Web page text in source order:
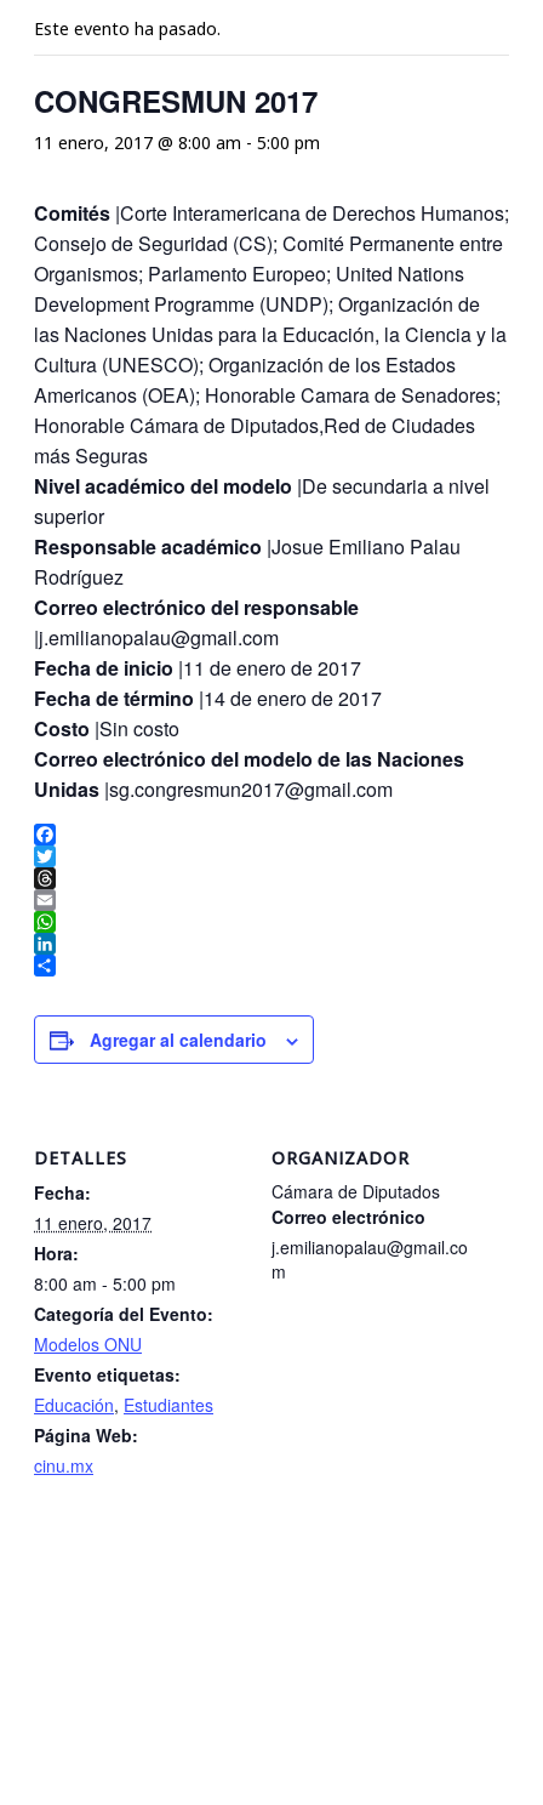
Este evento ha pasado.
CONGRESMUN 2017
11 enero, 2017 @ 8:00 am - 5:00 pm
Comités |Corte Interamericana de Derechos Humanos;
Consejo de Seguridad (CS); Comité Permanente entre
Organismos; Parlamento Europeo; United Nations
Development Programme (UNDP); Organización de
las Naciones Unidas para la Educación, la Ciencia y la
Cultura (UNESCO); Organización de los Estados
Americanos (OEA); Honorable Camara de Senadores;
Honorable Cámara de Diputados,Red de Ciudades
más Seguras
Nivel académico del modelo |De secundaria a nivel
superior
Responsable académico |Josue Emiliano Palau
Rodríguez
Correo electrónico del responsable
|j.emilianopalau@gmail.com
Fecha de inicio |11 de enero de 2017
Fecha de término |14 de enero de 2017
Costo |Sin costo
Correo electrónico del modelo de las Naciones
Unidas |sg.congresmun2017@gmail.com
Facebook
Twitter
Threads
Email
WhatsApp
LinkedIn
Agregar al calendario
DETALLES
Fecha:
11 enero, 2017
Hora:
8:00 am - 5:00 pm
Categoría del Evento:
Modelos ONU
Evento etiquetas:
Educación, Estudiantes
Página Web:
cinu.mx
ORGANIZADOR
Cámara de Diputados
Correo electrónico
j.emilianopalau@gmail.co
m